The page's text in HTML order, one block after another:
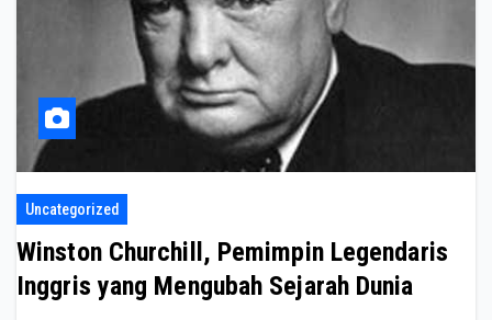
Uncategorized
Winston Churchill, Pemimpin Legendaris
Inggris yang Mengubah Sejarah Dunia